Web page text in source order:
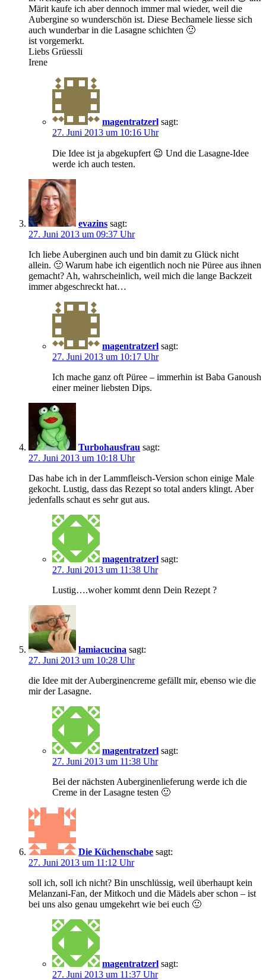
Märit kaufe ich aber dennoch immer mal wieder, weil die
Aubergine so wunderschön ist. Diese Bechamele liesse sich
auch wunderbar in die Lasagne schichten 🙂
ist vorgemerkt.
Liebs Grüessli
Irene
magentratzerl sagt:
27. Juni 2013 um 10:16 Uhr
Die Idee ist ja abgekupfert 😉 Und die Lasagne-Idee
werde ich auch testen.
evazins sagt:
27. Juni 2013 um 09:37 Uhr
Ich liebe Auberginen auch und bin damit zu Glück nicht
allein. 🙂 Warum habe ich eigentlich noch nie Püree aus ihnen
gemacht? Ah, wahrscheinlich, weil mich die lange Backzeit
immer abgeschreckt hat…
magentratzerl sagt:
27. Juni 2013 um 10:17 Uhr
Ich mache ganz oft Püree – immerhin ist Baba Ganoush
einer meiner liebsten Dips.
Turbohausfrau sagt:
27. Juni 2013 um 10:18 Uhr
Das habe ich in der Lammfleisch-Version schon einige Male
gekocht. Lustig, dass das Rezept so total anders klingt. Aber
jedenfalls schaut es sehr gut aus.
magentratzerl sagt:
27. Juni 2013 um 11:38 Uhr
Lustig….woher kommt denn Dein Rezept ?
lamiacucina sagt:
27. Juni 2013 um 10:28 Uhr
die Idee mit der Auberginencreme gefällt mir, ebenso wie die
mir der Lasagne.
magentratzerl sagt:
27. Juni 2013 um 11:38 Uhr
Bei der nächsten Auberginenlieferung werde ich die
Creme in der Lasagne testen 🙂
Die Küchenschabe sagt:
27. Juni 2013 um 11:12 Uhr
soll ich, soll ich nicht? Bin unschlüssig, weil überhaupt kein
Melanzani-Fan, der Mitkoch und die Mädels aber schon – ist
bei uns also genau umgekehrt wie bei euch 🙂
magentratzerl sagt:
27. Juni 2013 um 11:37 Uhr